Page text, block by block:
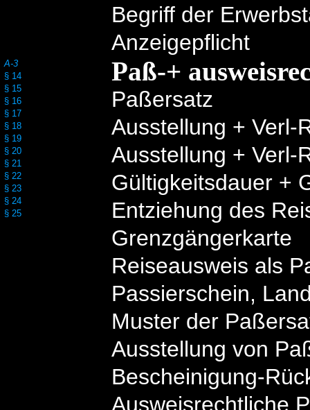
Begriff der
Anzeigepflicht
A-3
§ 14
§ 15
§ 16
§ 17
§ 18
§ 19
§ 20
§ 21
§ 22
§ 23
§ 24
§ 25
Paß-+
Paßersatz
Ausstellung + Verl-
Ausstellung + Verl-
Gültigkeitsdauer +
Entziehung des
Grenzgängerkarte
Reiseausweis als
Passierschein,
Muster der
Ausstellung von
Bescheinigung-
Ausweisrechtliche